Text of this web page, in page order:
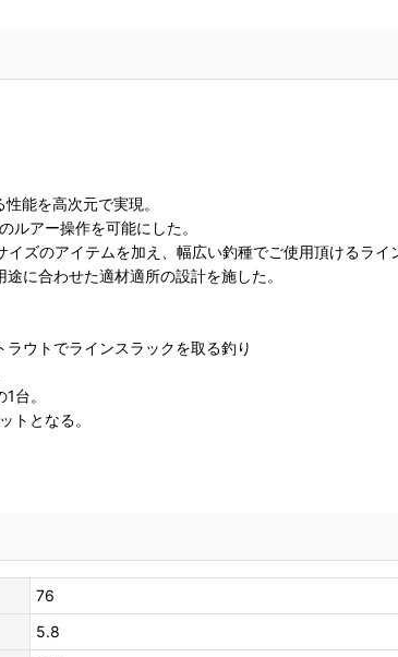
能を高次元で実現。
ルアー操作を可能にした。
ズのアイテムを加え、幅広い釣種でご使用頂けるライ
に合わせた適材適所の設計を施した。
ウトでラインスラックを取る釣り
台。
トとなる。
76
5.8